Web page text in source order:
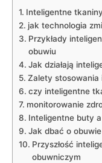
Inteligentne
jak technologia
Przykłady
obuwiu
Jak działają
Zalety
czy inteligentne
monitorowanie
Inteligentne buty
Jak dbać o
Przyszłość
obuwniczym